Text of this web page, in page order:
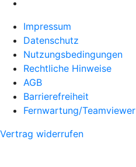
Impressum
Datenschutz
Nutzungsbedingungen
Rechtliche Hinweise
AGB
Barrierefreiheit
Fernwartung/Teamviewer
Vertrag widerrufen